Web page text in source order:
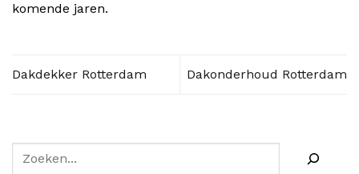
komende jaren.
Dakdekker Rotterdam Dakonderhoud Rotterdam